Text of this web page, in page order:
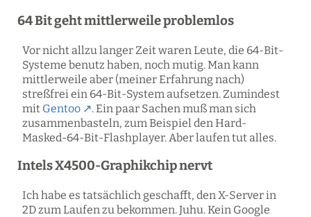
64 Bit geht mittlerweile problemlos
Vor nicht allzu langer Zeit waren Leute, die 64-Bit-
Systeme benutz haben, noch mutig. Man kann
mittlerweile aber (meiner Erfahrung nach)
streßfrei ein 64-Bit-System aufsetzen. Zumindest
mit Gentoo
. Ein paar Sachen muß man sich
zusammenbasteln, zum Beispiel den Hard-
Masked-64-Bit-Flashplayer. Aber laufen tut alles.
Intels X4500-Graphikchip nervt
Ich habe es tatsächlich geschafft, den X-Server in
2D zum Laufen zu bekommen. Juhu. Kein Google